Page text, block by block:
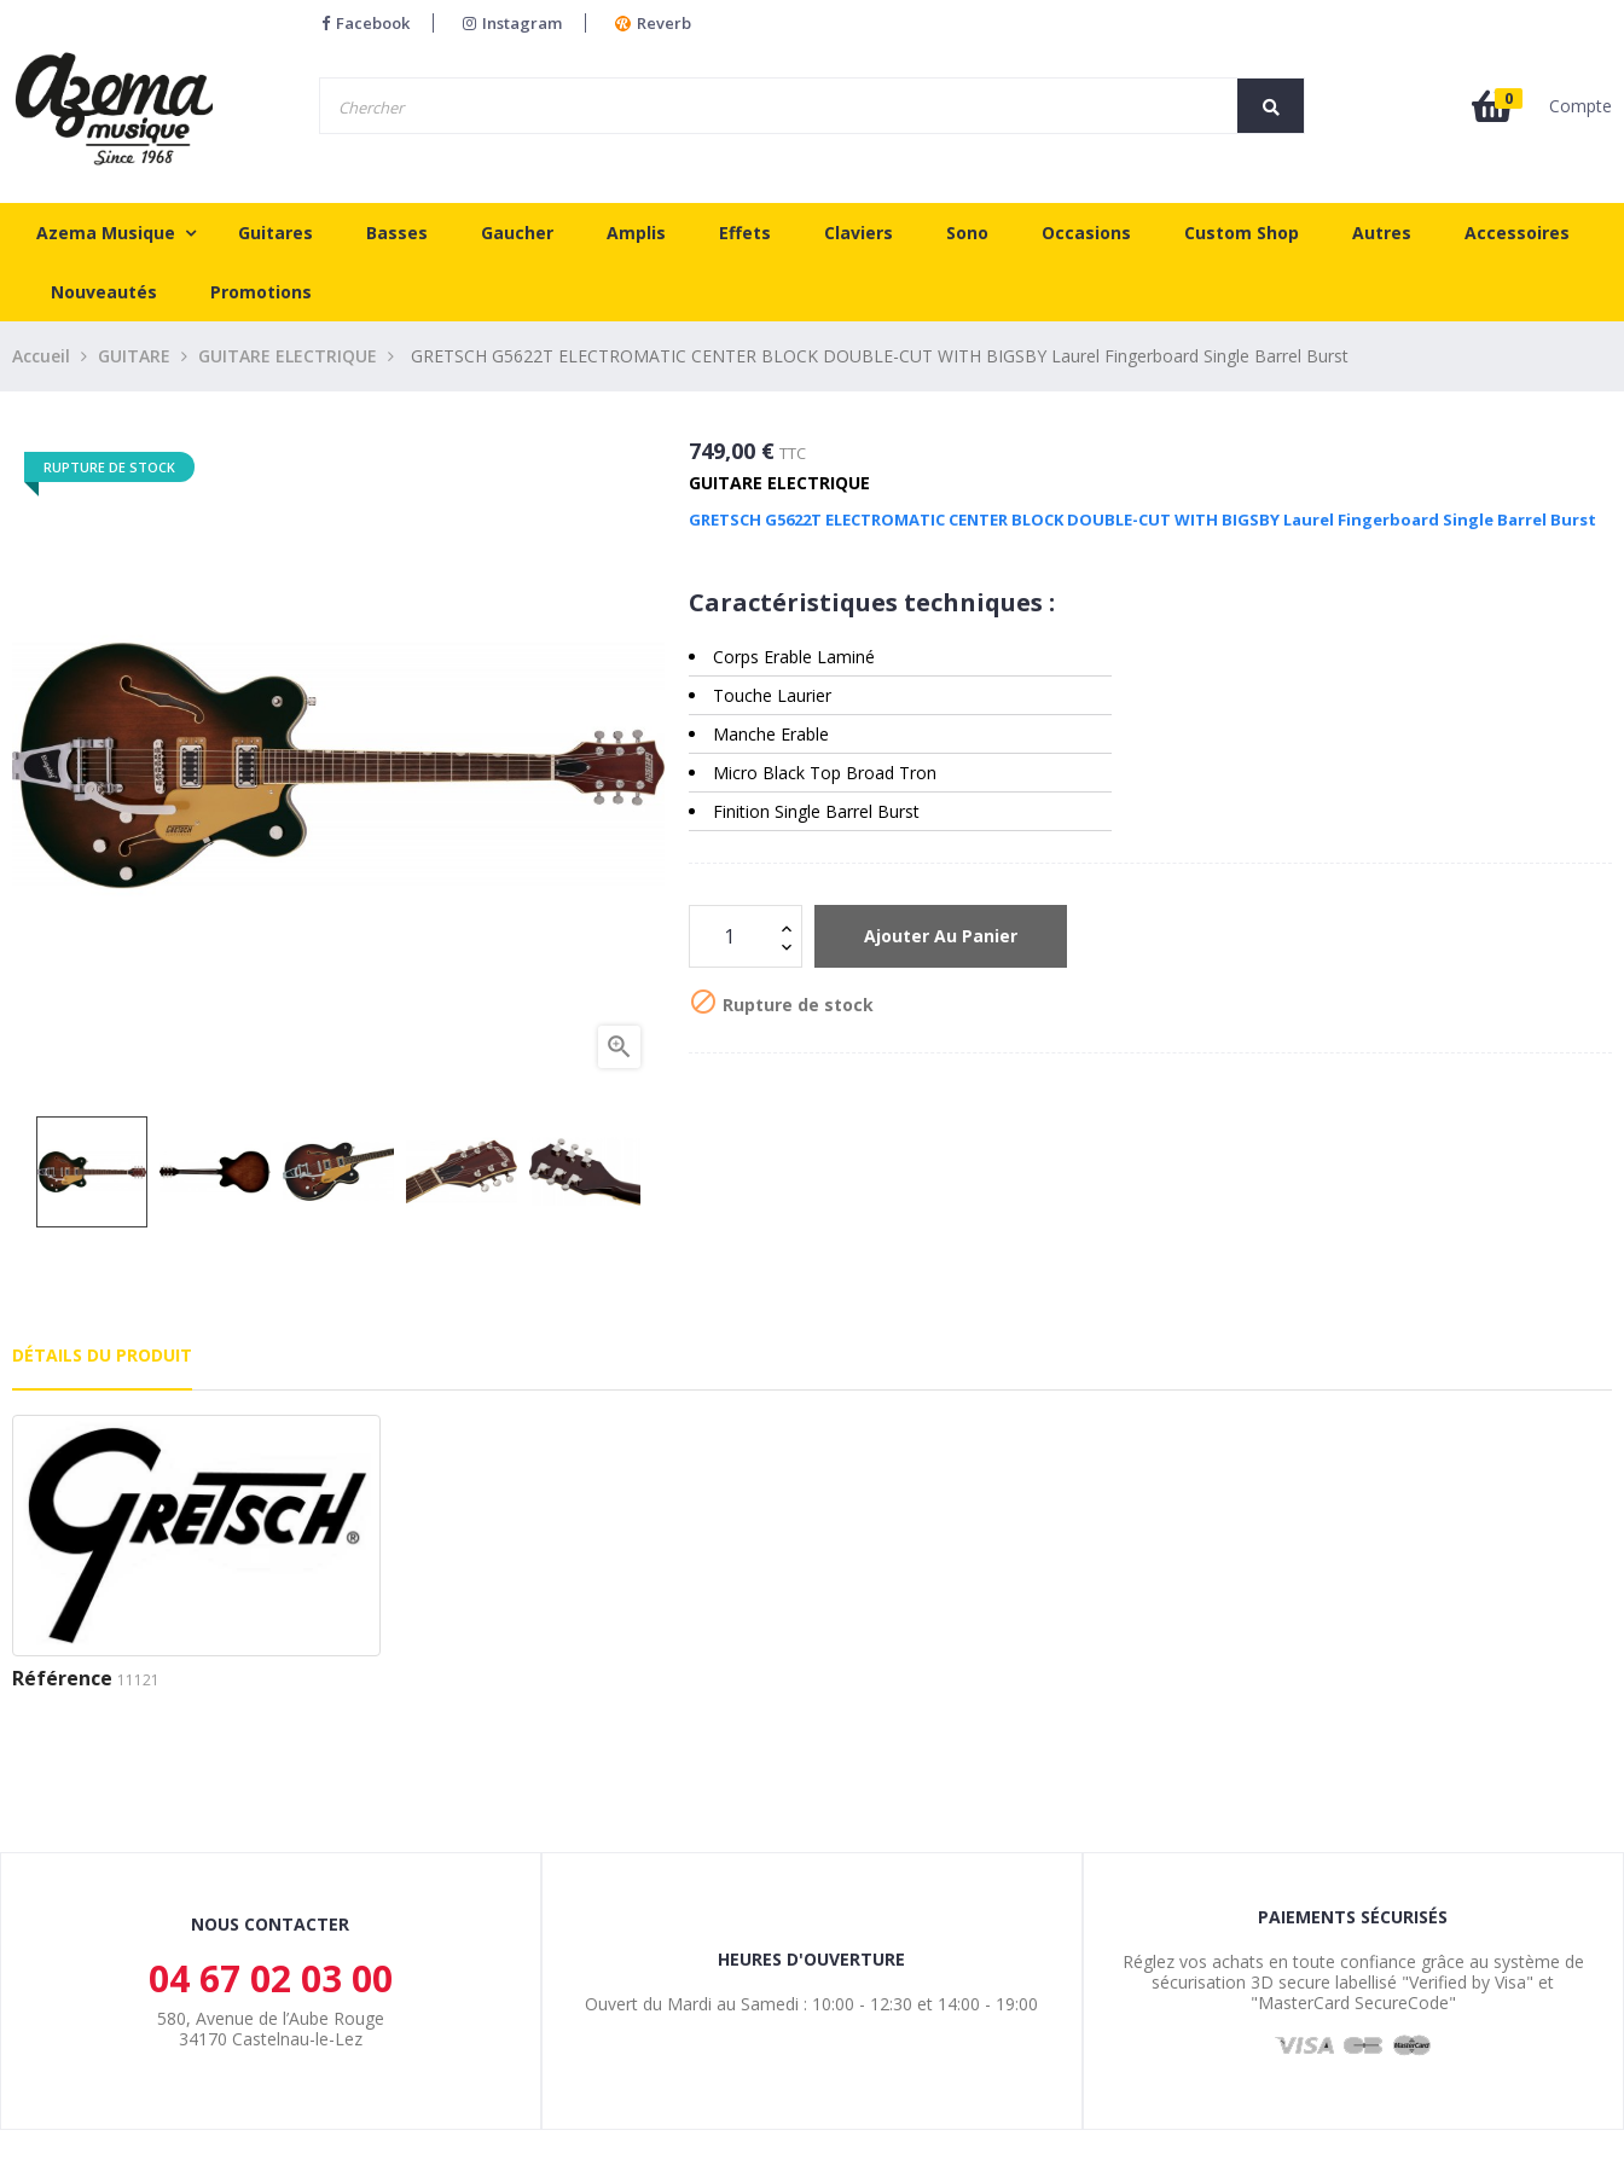
Facebook Instagram Reverb
0 Compte
Azema Musique Guitares Basses Gaucher Amplis Effets Claviers Sono Occasions Custom Shop Autres Accessoires
Nouveautés Promotions
Accueil GUITARE GUITARE ELECTRIQUE GRETSCH G5622T ELECTROMATIC CENTER BLOCK DOUBLE-CUT WITH BIGSBY Laurel Fingerboard Single Barrel Burst
RUPTURE DE STOCK

749,00 € TTC
GUITARE ELECTRIQUE
GRETSCH G5622T ELECTROMATIC CENTER BLOCK DOUBLE-CUT WITH BIGSBY Laurel Fingerboard Single Barrel Burst
Caractéristiques techniques :
Corps Erable Laminé
Touche Laurier
Manche Erable
Micro Black Top Broad Tron
Finition Single Barrel Burst
Ajouter Au Panier
 Rupture de stock
DÉTAILS DU PRODUIT
Référence 11121
NOUS CONTACTER
04 67 02 03 00
580, Avenue de l’Aube Rouge
34170 Castelnau-le-Lez
HEURES D'OUVERTURE
Ouvert du Mardi au Samedi : 10:00 - 12:30 et 14:00 - 19:00
PAIEMENTS SÉCURISÉS
Réglez vos achats en toute confiance grâce au système de
sécurisation 3D secure labellisé "Verified by Visa" et
"MasterCard SecureCode"